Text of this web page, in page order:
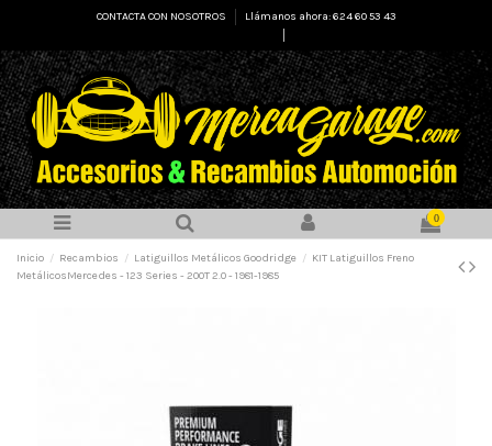
CONTACTA CON NOSOTROS
Llámanos ahora: 624 60 53 43
0
Inicio Recambios Latiguillos Metálicos Goodridge
KIT Latiguillos Freno
MetálicosMercedes - 123 Series - 200T 2.0 - 1981-1985